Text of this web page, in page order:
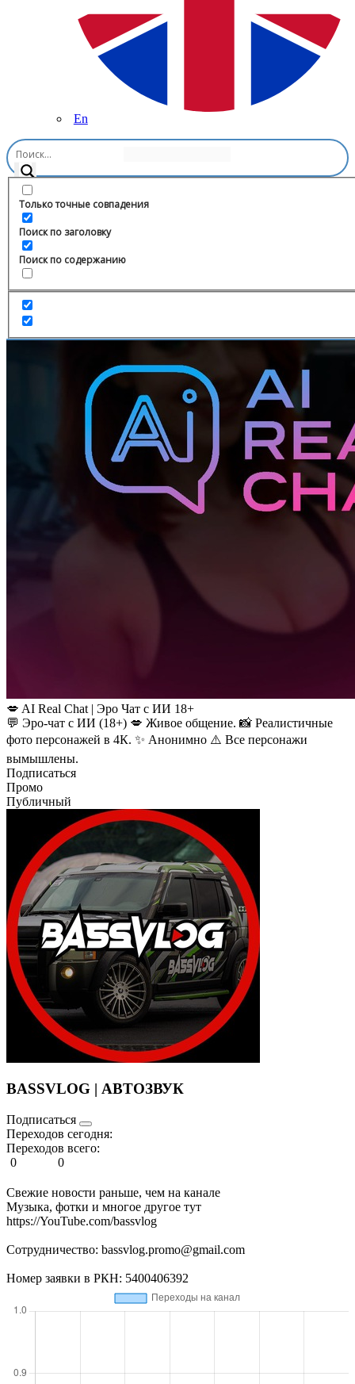
En
Только точные совпадения
Поиск по заголовку
Поиск по содержанию
Главная
💋 AI Real Chat | Эро Чат с ИИ 18+
💬 Эро-чат с ИИ (18+) 💋 Живое общение. 📸 Реалистичные
фото персонажей в 4К. ✨ Анонимно ⚠️ Все персонажи
вымышлены.
Подписаться
Промо
Публичный
BASSVLOG | АВТОЗВУК
Подписаться
Переходов сегодня:
Переходов всего:
0
0
Свежие новости раньше, чем на канале
Музыка, фотки и многое другое тут
https://YouTube.com/bassvlog
Сотрудничество: bassvlog.promo@gmail.com
Номер заявки в РКН: 5400406392